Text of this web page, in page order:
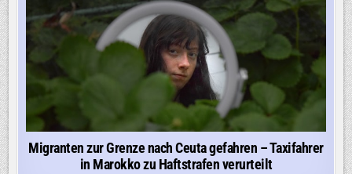
Migranten zur Grenze nach Ceuta gefahren – Taxifahrer
in Marokko zu Haftstrafen verurteilt